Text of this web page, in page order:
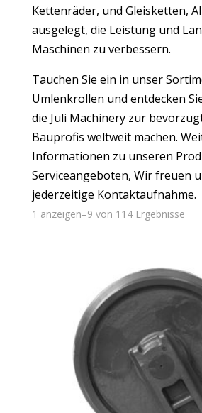
Kettenräder, und Gleisketten,
ausgelegt, die Leistung und
Maschinen zu verbessern.
Tauchen Sie ein in unser
Umlenkrollen und entdecken
die Juli Machinery zur
Bauprofis weltweit machen.
Informationen zu unseren
Serviceangeboten, Wir freuen
jederzeitige Kontaktaufnahme.
1 anzeigen–9 von 114 Ergebnisse